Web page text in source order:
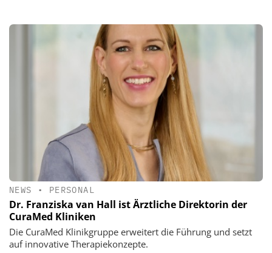
NEWS • PERSONAL
Dr. Franziska van Hall ist Ärztliche Direktorin der
CuraMed Kliniken
Die CuraMed Klinikgruppe erweitert die Führung und setzt
auf innovative Therapiekonzepte.